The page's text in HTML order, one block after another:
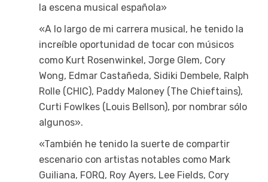
la escena musical española»
«A lo largo de mi carrera musical, he tenido la
increíble oportunidad de tocar con músicos
como Kurt Rosenwinkel, Jorge Glem, Cory
Wong, Edmar Castañeda, Sidiki Dembele, Ralph
Rolle (CHIC), Paddy Maloney (The Chieftains),
Curti Fowlkes (Louis Bellson), por nombrar sólo
algunos».
«También he tenido la suerte de compartir
escenario con artistas notables como Mark
Guiliana, FORQ, Roy Ayers, Lee Fields, Cory